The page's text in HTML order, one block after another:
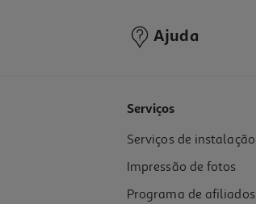
Ajuda
Serviços
Serviços de instalação
Impressão de fotos
Programa de afiliados